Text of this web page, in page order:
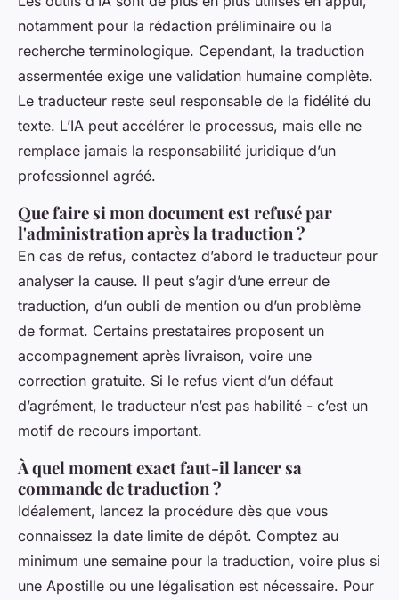
notamment pour la rédaction préliminaire ou la
recherche terminologique. Cependant, la traduction
assermentée exige une validation humaine complète.
Le traducteur reste seul responsable de la fidélité du
texte. L’IA peut accélérer le processus, mais elle ne
remplace jamais la responsabilité juridique d’un
professionnel agréé.
Que faire si mon document est refusé par
l'administration après la traduction ?
En cas de refus, contactez d’abord le traducteur pour
analyser la cause. Il peut s’agir d’une erreur de
traduction, d’un oubli de mention ou d’un problème
de format. Certains prestataires proposent un
accompagnement après livraison, voire une
correction gratuite. Si le refus vient d’un défaut
d’agrément, le traducteur n’est pas habilité - c’est un
motif de recours important.
À quel moment exact faut-il lancer sa
commande de traduction ?
Idéalement, lancez la procédure dès que vous
connaissez la date limite de dépôt. Comptez au
minimum une semaine pour la traduction, voire plus si
une Apostille ou une légalisation est nécessaire. Pour